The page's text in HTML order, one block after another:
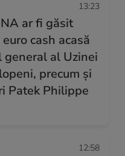
13:23
ar fi găsit
cash acasă
general al Uzinei
precum și
Patek Philippe
12:58